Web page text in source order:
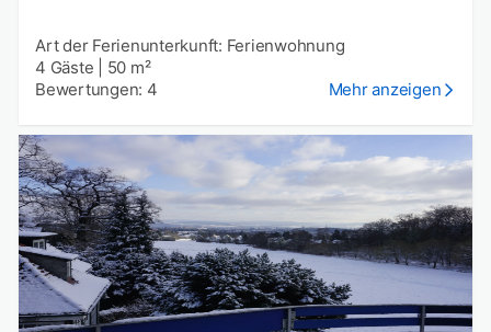
Art der Ferienunterkunft: Ferienwohnung
4 Gäste
50 m²
Bewertungen: 4
Mehr anzeigen